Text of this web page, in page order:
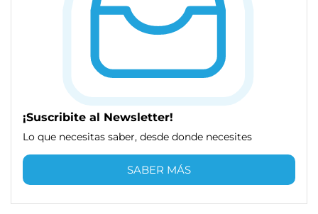
¡Suscribite al Newsletter!
Lo que necesitas saber, desde donde necesites
SABER MÁS